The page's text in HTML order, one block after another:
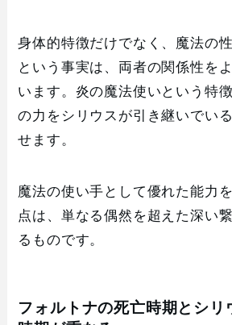
身体的特徴だけでなく、魔法の
という事実は、両者の関係性を
います。炎の魔法使いという特
の力をシリウスが引き継いでい
せます。
魔法の使い手として優れた能力
点は、単なる偶然を超えた深い
るものです。
フォルトナの死亡時期とシリ